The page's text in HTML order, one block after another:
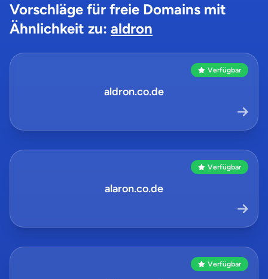
Vorschläge für freie Domains mit
Ähnlichkeit zu: aldron
Verfügbar
aldron.co.de
Verfügbar
alaron.co.de
Verfügbar